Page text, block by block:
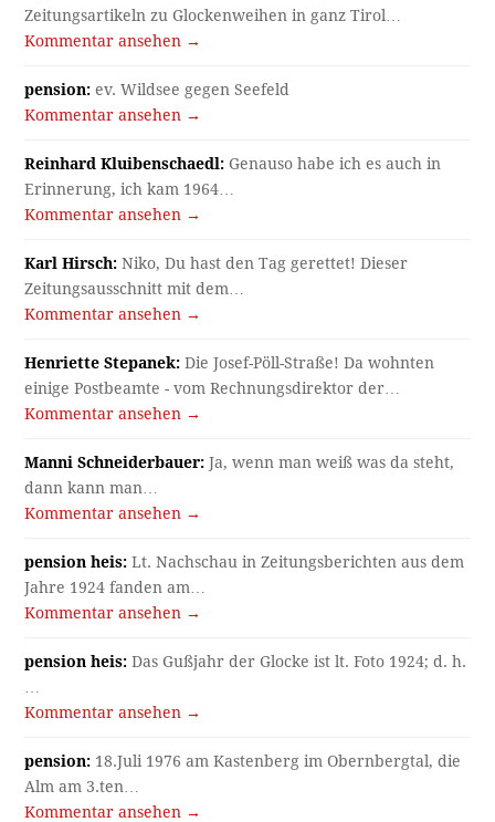
Zeitungsartikeln zu Glockenweihen in ganz Tirol…
Kommentar ansehen →
pension: ev. Wildsee gegen Seefeld
Kommentar ansehen →
Reinhard Kluibenschaedl: Genauso habe ich es auch in
Erinnerung, ich kam 1964…
Kommentar ansehen →
Karl Hirsch: Niko, Du hast den Tag gerettet! Dieser
Zeitungsausschnitt mit dem…
Kommentar ansehen →
Henriette Stepanek: Die Josef-Pöll-Straße! Da wohnten
einige Postbeamte - vom Rechnungsdirektor der…
Kommentar ansehen →
Manni Schneiderbauer: Ja, wenn man weiß was da steht,
dann kann man…
Kommentar ansehen →
pension heis: Lt. Nachschau in Zeitungsberichten aus dem
Jahre 1924 fanden am…
Kommentar ansehen →
pension heis: Das Gußjahr der Glocke ist lt. Foto 1924; d. h.
Kommentar ansehen →
pension: 18.Juli 1976 am Kastenberg im Obernbergtal, die
Alm am 3.ten…
Kommentar ansehen →